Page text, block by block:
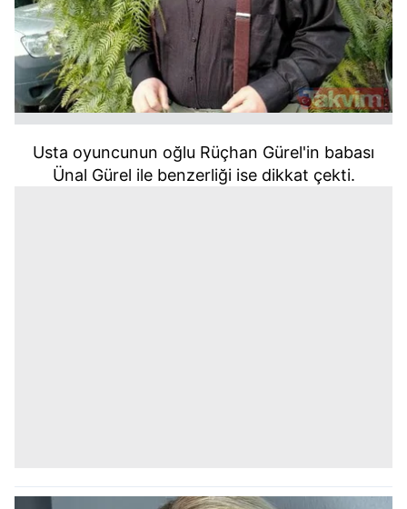
Usta oyuncunun oğlu Rüçhan Gürel'in babası
Ünal Gürel ile benzerliği ise dikkat çekti.